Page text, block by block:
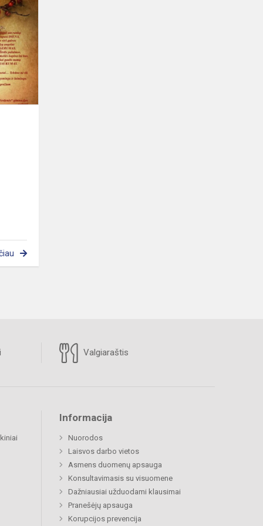
Valgiaraštis
Informacija
Nuorodos
Laisvos darbo vietos
Asmens duomenų apsauga
Konsultavimasis su visuomene
Dažniausiai užduodami klausimai
Pranešėjų apsauga
Korupcijos prevencija